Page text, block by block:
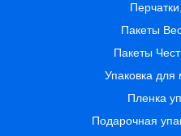
Пакеты
Пакеты
Упаковка для
Пленка
Подарочная